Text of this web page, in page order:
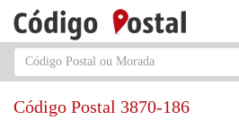
Código Postal 3870-186